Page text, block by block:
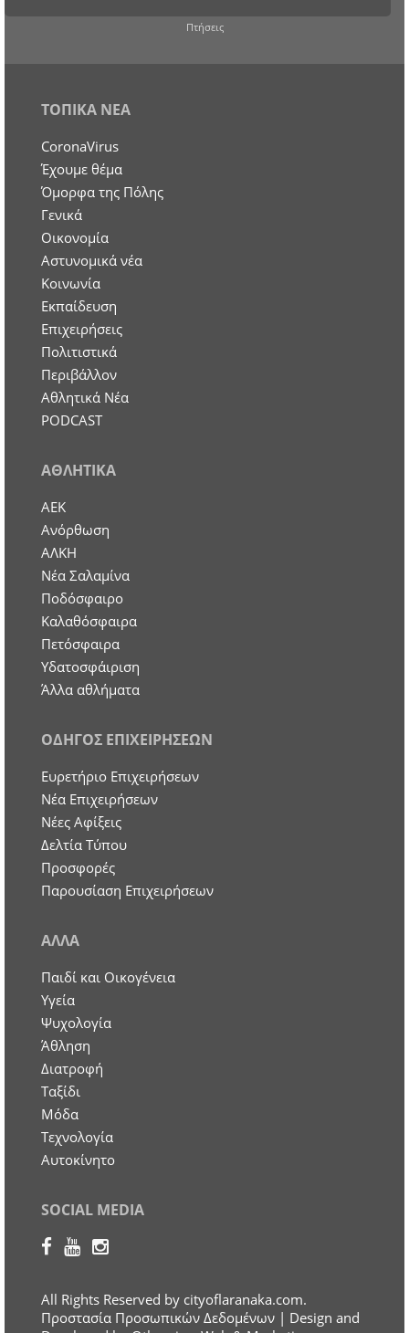
Πτήσεις
ΤΟΠΙΚΑ ΝΕΑ
CoronaVirus
Έχουμε θέμα
Όμορφα της Πόλης
Γενικά
Οικονομία
Aστυνομικά νέα
Κοινωνία
Εκπαίδευση
Επιχειρήσεις
Πολιτιστικά
Περιβάλλον
Αθλητικά Νέα
PODCAST
ΑΘΛΗΤΙΚΑ
ΑΕΚ
Ανόρθωση
ΑΛΚΗ
Νέα Σαλαμίνα
Ποδόσφαιρο
Καλαθόσφαιρα
Πετόσφαιρα
Υδατοσφάιριση
Άλλα αθλήματα
ΟΔΗΓΟΣ ΕΠΙΧΕΙΡΗΣΕΩΝ
Ευρετήριο Επιχειρήσεων
Nέα Επιχειρήσεων
Νέες Αφίξεις
Δελτία Τύπου
Προσφορές
Παρουσίαση Επιχειρήσεων
ΑΛΛΑ
Παιδί και Οικογένεια
Υγεία
Ψυχολογία
Άθληση
Διατροφή
Ταξίδι
Μόδα
Τεχνολογία
Αυτοκίνητο
SOCIAL MEDIA
All Rights Reserved by cityoflaranaka.com.
Προστασία Προσωπικών Δεδομένων | Design and